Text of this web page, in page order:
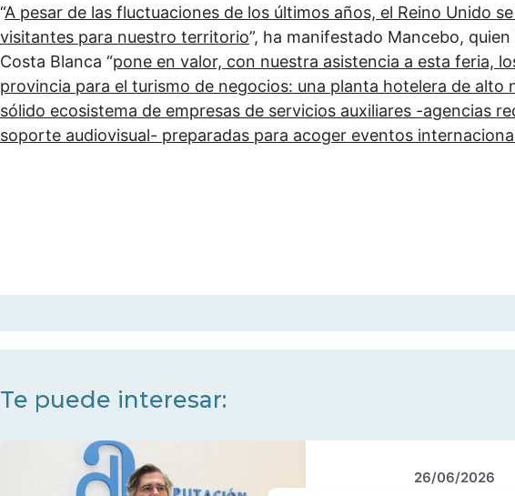
“A pesar de las fluctuaciones de los últimos años, el Reino Unido
visitantes para nuestro territorio”, ha manifestado Mancebo,
Costa Blanca “pone en valor, con nuestra asistencia a esta feria,
provincia para el turismo de negocios: una planta hotelera de alto
sólido ecosistema de empresas de servicios auxiliares -agencias
soporte audiovisual- preparadas para acoger eventos
Te puede interesar:
26/06/2026